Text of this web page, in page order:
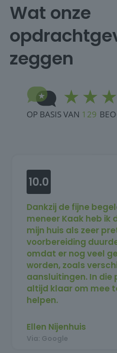
Wat onze
zeggen
10.0
Dankzij de fijne
meneer Kaak heb ik
mijn huis als zeer
voorbereiding
omdat er nog veel
worden, zoals
aansluitingen. In die
altijd klaar om mee
helpen.
huis in de verkoop
twee weken
tevreden over het
Ellen Nijenhuis
Via: Google